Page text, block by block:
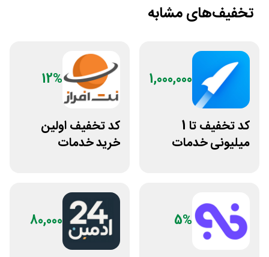
تخفیف‌های مشابه
1,000,000
کد تخفیف تا 1
میلیونی خدمات
12%
کد تخفیف اولین
خرید خدمات
5%
80,000